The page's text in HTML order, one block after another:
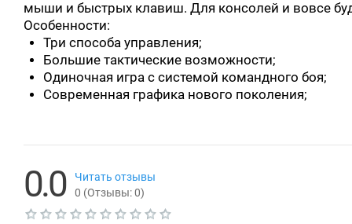
мыши и быстрых клавиш. Для консолей и вовсе
Особенности:
Три способа управления;
Большие тактические возможности;
Одиночная игра с системой командного боя;
Современная графика нового поколения;
0.0
Читать отзывы
0 (Отзывы:0)